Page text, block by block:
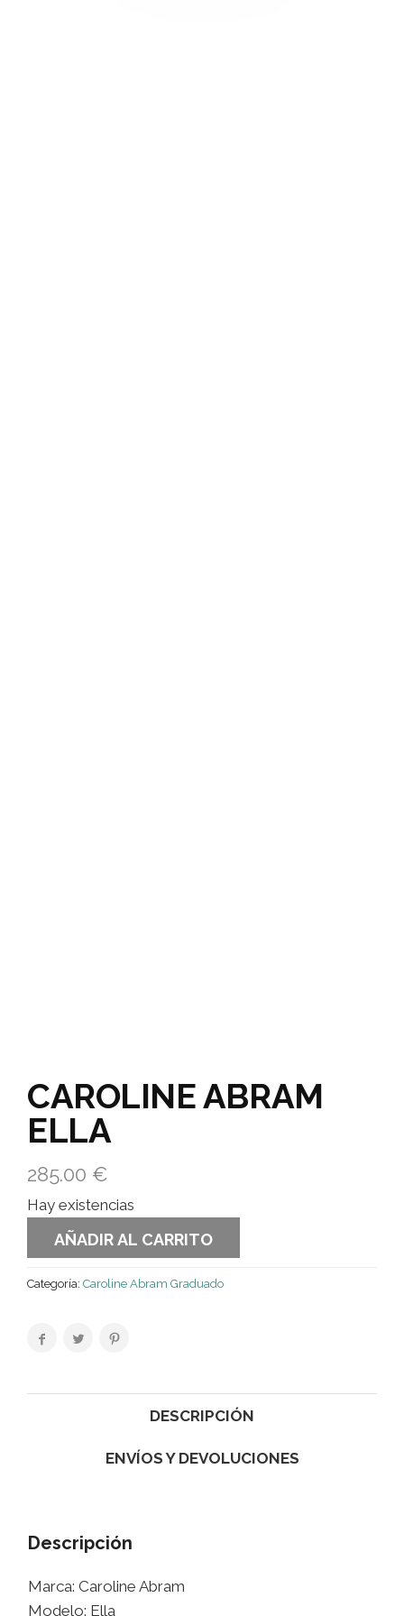
CAROLINE ABRAM
ELLA
285.00 €
Hay existencias
AÑADIR AL CARRITO
Categoría: Caroline Abram Graduado
DESCRIPCIÓN
ENVÍOS Y DEVOLUCIONES
Descripción
Marca: Caroline Abram
Modelo: Ella